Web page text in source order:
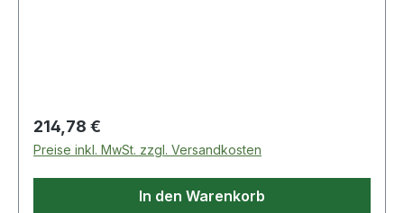
wahlweise mit: · lastabhängig gebremsten
Sicherheits-Doppelrollen für harte Böden ·
abriebfesten Kunststoff-Bodengleitern und
höhenverstellbarem Alu-Fußring Weitere
technische Eigenschaften: · Typ: TEC 40 Counter
Regulärer Preis:
214,78 €
Preise inkl. MwSt. zzgl. Versandkosten
In den Warenkorb